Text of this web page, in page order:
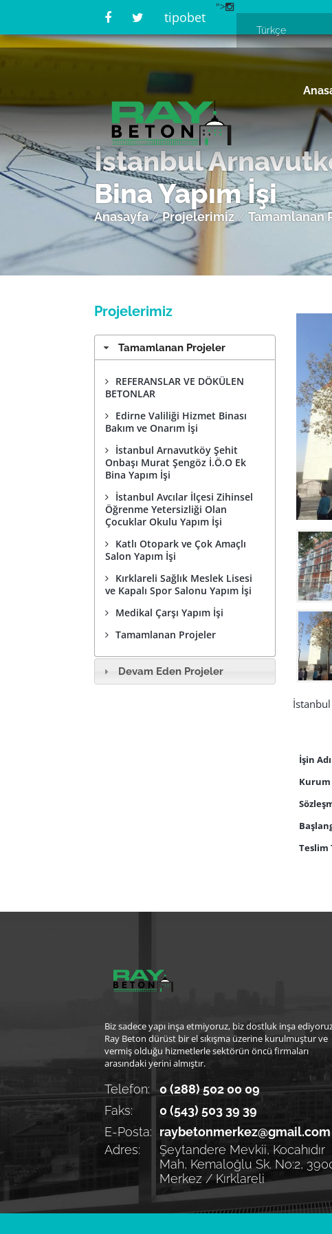
tipobet
">
İstanbul
Bina Yapım İşi
Anasayfa/Projelerimiz / Tamamlanan
İşin Adı
Kurum
Teslim
Projelerimiz
Tamamlanan Projeler
REFERANSLAR VE DÖKÜLEN
BETONLAR
Edirne Valiliği Hizmet Binası
Bakım ve Onarım İşi
İstanbul Arnavutköy Şehit
Onbaşı Murat Şengöz İ.Ö.O Ek
Bina Yapım İşi
İstanbul Avcılar İlçesi Zihinsel
Öğrenme Yetersizliği Olan
Çocuklar Okulu Yapım İşi
Katlı Otopark ve Çok Amaçlı
Salon Yapım İşi
Kırklareli Sağlık Meslek Lisesi
ve Kapalı Spor Salonu Yapım İşi
Medikal Çarşı Yapım İşi
Tamamlanan Projeler
Devam Eden Projeler
Biz sadece yapı inşa etmiyoruz, biz dostluk inşa
Ray Beton dürüst bir el sıkışma üzerine kurulmuştur ve
vermiş olduğu hizmetlerle sektörün öncü firmaları
arasındaki yerini almıştır.
Telefon:
0 (288) 502 00 09
Faks:
0 (543) 503 39 39
E-Posta:
raybetonmerkez@gmail.com
Adres:
Şeytandere Mevkii, Kocahıdır
Mah, Kemaloğlu Sk. No:2,
Merkez / Kırklareli